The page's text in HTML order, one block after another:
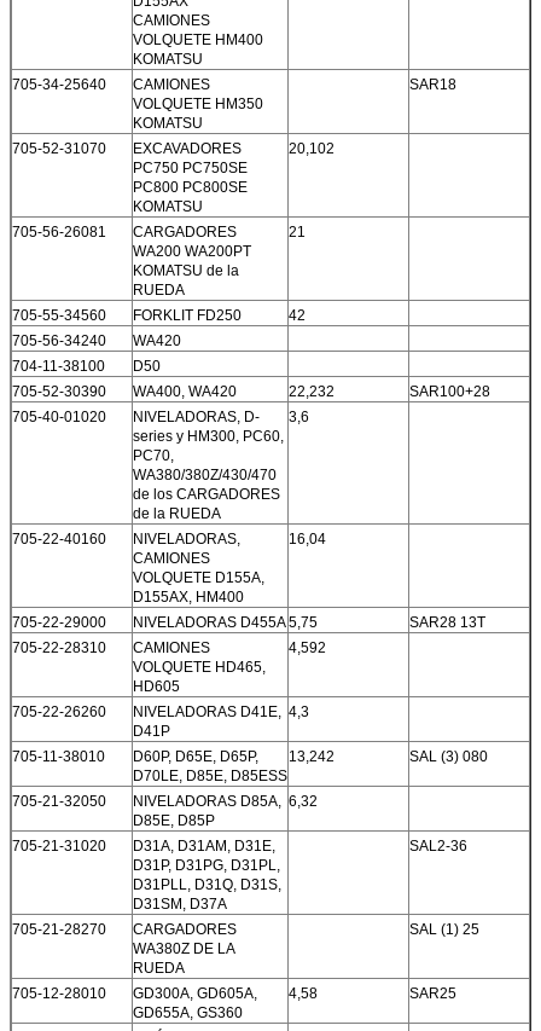
CAMIONES
VOLQUETE HM400
KOMATSU
705-34-25640
CAMIONES
VOLQUETE HM350
KOMATSU
SAR18
705-52-31070
EXCAVADORES
PC750 PC750SE
PC800 PC800SE
KOMATSU
20,102
705-56-26081
CARGADORES
WA200 WA200PT
KOMATSU de la
RUEDA
21
705-55-34560 FORKLIT FD250
42
705-56-34240
WA420
704-11-38100
D50
705-52-30390
WA400, WA420 22,232
SAR100+28
705-40-01020
NIVELADORAS, D-
series y HM300, PC60,
PC70,
WA380/380Z/430/470
de los CARGADORES
de la RUEDA
3,6
705-22-40160
NIVELADORAS,
CAMIONES
VOLQUETE D155A,
D155AX, HM400
16,04
705-22-29000 NIVELADORAS D455A5,75
SAR28 13T
705-22-28310
CAMIONES
VOLQUETE HD465,
HD605
4,592
705-22-26260
NIVELADORAS D41E,
D41P
4,3
705-11-38010
D60P, D65E, D65P,
D70LE, D85E, D85ESS
13,242 SAL (3) 080
705-21-32050
NIVELADORAS D85A,
D85E, D85P
6,32
705-21-31020
D31A, D31AM, D31E,
D31P, D31PG, D31PL,
D31PLL, D31Q, D31S,
D31SM, D37A
SAL2-36
705-21-28270
CARGADORES
WA380Z DE LA
RUEDA
SAL (1) 25
705-12-28010
GD300A, GD605A,
GD655A, GS360
4,58 SAR25